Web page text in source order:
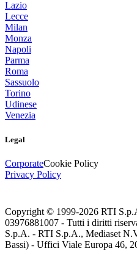
Lazio
Lecce
Milan
Monza
Napoli
Parma
Roma
Sassuolo
Torino
Udinese
Venezia
Legal
CorporateCookie Policy
Privacy Policy
Copyright © 1999-2026 RTI
03976881007 - Tutti i diritti
S.p.A. - RTI S.p.A., Mediaset
Bassi) - Uffici Viale Europa 46,